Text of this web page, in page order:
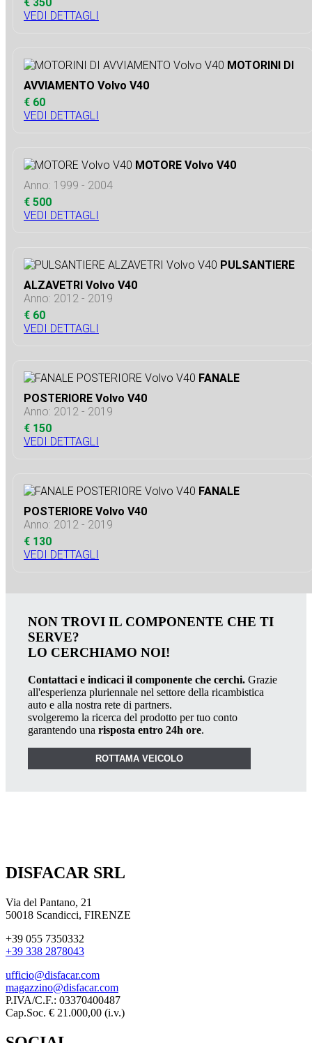
VEDI DETTAGLI
MOTORINI DI
AVVIAMENTO Volvo V40
€ 60
VEDI DETTAGLI
MOTORE Volvo V40
Anno: 1999 - 2004
€ 500
VEDI DETTAGLI
PULSANTIERE
ALZAVETRI Volvo V40
Anno: 2012 - 2019
€ 60
VEDI DETTAGLI
FANALE
POSTERIORE Volvo V40
Anno: 2012 - 2019
€ 150
VEDI DETTAGLI
FANALE
POSTERIORE Volvo V40
Anno: 2012 - 2019
€ 130
VEDI DETTAGLI
NON TROVI IL COMPONENTE CHE TI
SERVE?
LO CERCHIAMO NOI!
Contattaci e indicaci il componente che cerchi. Grazie
all'esperienza pluriennale nel settore della ricambistica
auto e alla nostra rete di partners.
svolgeremo la ricerca del prodotto per tuo conto
garantendo una risposta entro 24h ore.
ROTTAMA VEICOLO
DISFACAR SRL
Via del Pantano, 21
50018 Scandicci, FIRENZE
+39 055 7350332
+39 338 2878043
ufficio@disfacar.com
magazzino@disfacar.com
P.IVA/C.F.: 03370400487
Cap.Soc. € 21.000,00 (i.v.)